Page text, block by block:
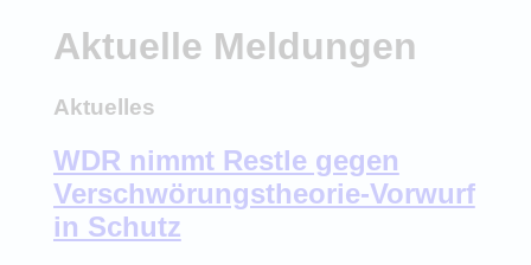
Aktuelle Meldungen
Aktuelles
WDR nimmt Restle gegen
Verschwörungstheorie-Vorwurf
in Schutz